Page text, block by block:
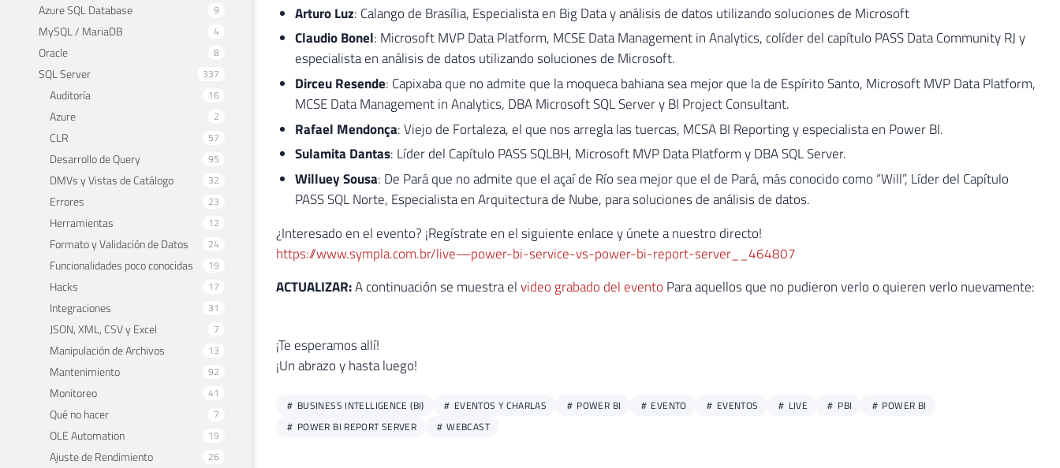
Azure SQL Database 9
MySQL / MariaDB 4
Oracle 8
SQL Server 337
Auditoría 16
Azure 2
CLR 57
Desarrollo de Query 95
DMVs y Vistas de Catálogo 32
Errores 23
Herramientas 12
Formato y Validación de Datos 24
Funcionalidades poco conocidas 19
Hacks 17
Integraciones 31
JSON, XML, CSV y Excel 7
Manipulación de Archivos 13
Mantenimiento 92
Monitoreo 41
Qué no hacer 7
OLE Automation 19
Ajuste de Rendimiento 26
Arturo Luz: Calango de Brasília, Especialista en Big Data y análisis de datos utilizando soluciones de Microsoft
Claudio Bonel: Microsoft MVP Data Platform, MCSE Data Management in Analytics, colíder del capítulo PASS Data Community RJ y
especialista en análisis de datos utilizando soluciones de Microsoft.
Dirceu Resende: Capixaba que no admite que la moqueca bahiana sea mejor que la de Espírito Santo, Microsoft MVP Data Platform,
MCSE Data Management in Analytics, DBA Microsoft SQL Server y BI Project Consultant.
Rafael Mendonça: Viejo de Fortaleza, el que nos arregla las tuercas, MCSA BI Reporting y especialista en Power BI.
Sulamita Dantas: Líder del Capítulo PASS SQLBH, Microsoft MVP Data Platform y DBA SQL Server.
Willuey Sousa: De Pará que no admite que el açaí de Río sea mejor que el de Pará, más conocido como “Will”, Líder del Capítulo
PASS SQL Norte, Especialista en Arquitectura de Nube, para soluciones de análisis de datos.
¿Interesado en el evento? ¡Regístrate en el siguiente enlace y únete a nuestro directo!
https://www.sympla.com.br/live—power-bi-service-vs-power-bi-report-server__464807
ACTUALIZAR:A continuación se muestra elvideo grabado del evento Para aquellos que no pudieron verlo o quieren verlo nuevamente:
¡Te esperamos allí!
¡Un abrazo y hasta luego!
BUSINESS INTELLIGENCE (BI) EVENTOS Y CHARLAS POWER BI EVENTO EVENTOS LIVE PBI
POWER BI
POWER BI REPORT SERVER
WEBCAST